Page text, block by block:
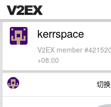
kerrspace
V2EX member
+08:00
切